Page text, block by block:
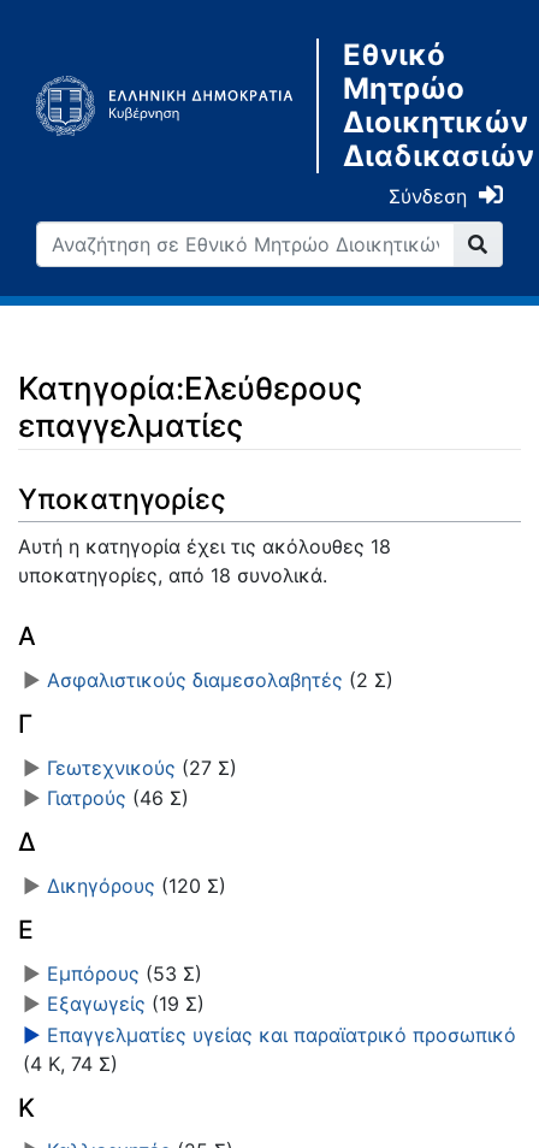
Εθνικό
Μητρώο
Διοικητικών
Διαδικασιών
Σύνδεση
Κατηγορία:Ελεύθερους
επαγγελματίες
Μετάβαση σε: πλοήγηση
Υποκατηγορίες
Αυτή η κατηγορία έχει τις ακόλουθες 18
υποκατηγορίες, από 18 συνολικά.
Α
► Ασφαλιστικούς διαμεσολαβητές (2 Σ)
Γ
► Γεωτεχνικούς (27 Σ)
► Γιατρούς (46 Σ)
Δ
► Δικηγόρους (120 Σ)
Ε
► Εμπόρους (53 Σ)
► Εξαγωγείς (19 Σ)
► Επαγγελματίες υγείας και παραϊατρικό προσωπικό
(4 Κ, 74 Σ)
Κ